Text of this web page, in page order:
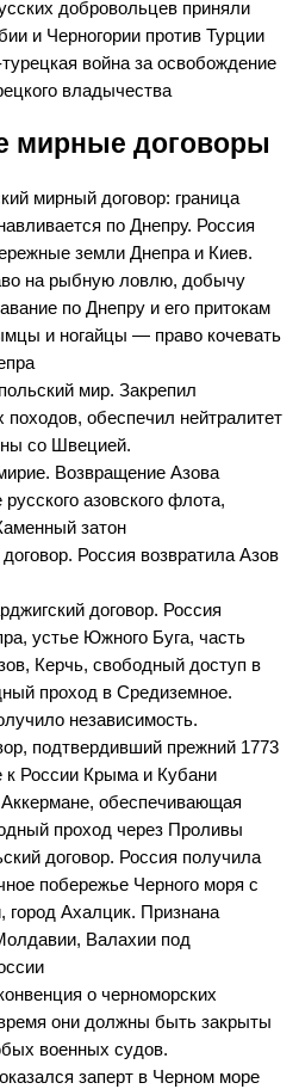
добровольцев приняли
и Черногории против Турции
война за освобождение
владычества
мирные договоры
мирный договор: граница
по Днепру. Россия
земли Днепра и Киев.
на рыбную ловлю, добычу
по Днепру и его притокам
и ногайцы — право кочевать
мир. Закрепил
походов, обеспечил нейтралитет
со Швецией.
Возвращение Азова
азовского флота,
затон
Россия возвратила Азов
договор. Россия
устье Южного Буга, часть
Керчь, свободный доступ в
проход в Средиземное.
независимость.
подтвердивший прежний 1773
к России Крыма и Кубани
обеспечивающая
проход через Проливы
договор. Россия получила
побережье Черного моря с
город Ахалцик. Признана
Валахии под
о черноморских
они должны быть закрыты
военных судов.
заперт в Черном море